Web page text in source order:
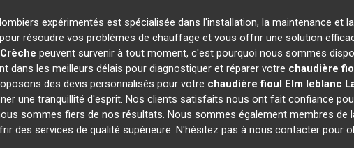
expérimentés est spécialisée dans l'installation, la maintenance et
résoudre vos problèmes de chauffage et vous offrir une solution
peuvent survenir à tout moment, c'est pourquoi nous sommes
dans les meilleurs délais pour diagnostiquer et réparer votre chaudière
des devis personnalisés pour votre chaudière fioul Elm leblanc
une tranquillité d'esprit. Nos clients satisfaits nous ont fait confiance
sommes fiers de nos résultats. Nous sommes également membres de
des services de qualité supérieure. N'hésitez pas à nous contacter pour